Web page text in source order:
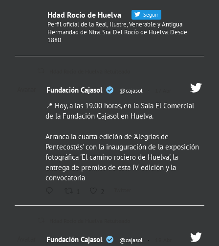
Hdad Rocío de Huelva Seguir
Perfil oficial de la Real, Ilustre, Venerable y Antigua
Hermandad de Ntra. Sra. Del Rocío de Huelva. Desde
1880
Fundación Cajasol @cajasol ·
📍 Hoy, a las 19.00 horas, en la Sala El Comercial
de la Fundación Cajasol en Huelva.
Arranca la cuarta edición de 'Alegrías de
Pentecostés' con la inauguración de la exposición
fotográfica 'El camino rociero de Huelva', la
entrega de premios de esta IV edición y la
convocatoria
Fundación Cajasol @cajasol ·